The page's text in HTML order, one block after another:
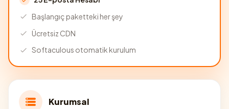
Başlangıç paketteki her şey
Ücretsiz CDN
Softaculous otomatik kurulum
Kurumsal